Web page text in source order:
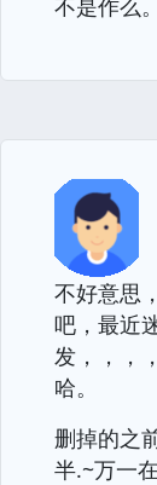
不是作么。
不好意思
吧，最近
发，，，
哈。
删掉的之
半.~万一